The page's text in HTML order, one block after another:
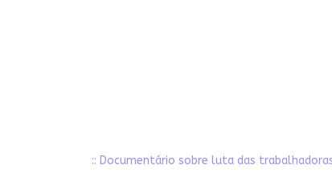
:: Documentário sobre luta das